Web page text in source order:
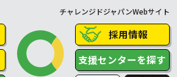
チャレンジドジャパンWebサイト
採用情報
支援センターを探す